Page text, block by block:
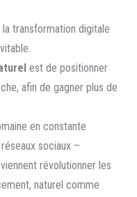
transformation digitale
est de positionner
afin de gagner plus de
en constante
sociaux –
révolutionner les
naturel comme